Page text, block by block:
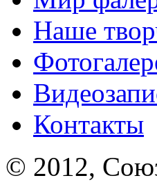
Наше
Контакты
© 2012,